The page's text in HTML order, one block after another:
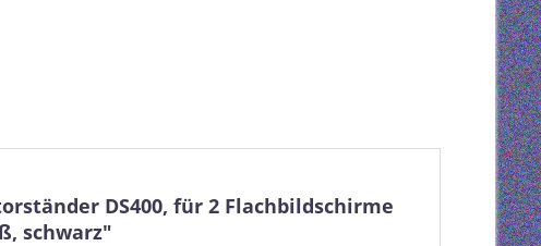
DS400, für 2 Flachbildschirme
schwarz"